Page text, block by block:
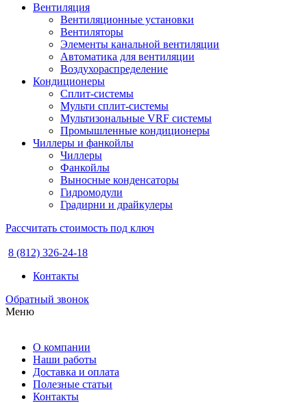
Вентиляция
Вентиляционные установки
Вентиляторы
Элементы канальной вентиляции
Автоматика для вентиляции
Воздухораспределение
Кондиционеры
Сплит-системы
Мульти сплит-системы
Мультизональные VRF системы
Промышленные кондиционеры
Чиллеры и фанкойлы
Чиллеры
Фанкойлы
Выносные конденсаторы
Гидромодули
Градирни и драйкулеры
Рассчитать стоимость под ключ
8 (812) 326-24-18
Контакты
Обратный звонок
Меню
О компании
Наши работы
Доставка и оплата
Полезные статьи
Контакты